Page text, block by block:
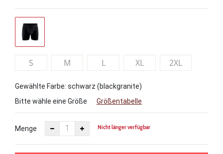
S M L XL 2XL
Gewählte Farbe: schwarz (blackgranite)
Bitte wähle eine Größe
Größentabelle
Menge Nicht länger verfügbar